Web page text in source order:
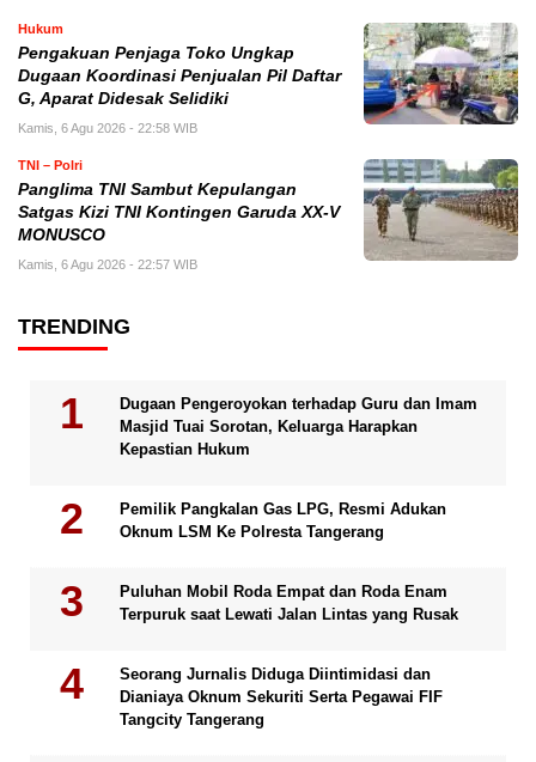
Hukum
Pengakuan Penjaga Toko Ungkap
Dugaan Koordinasi Penjualan Pil Daftar
G, Aparat Didesak Selidiki
Kamis, 6 Agu 2026 - 22:58 WIB
TNI – Polri
Panglima TNI Sambut Kepulangan
Satgas Kizi TNI Kontingen Garuda XX-V
MONUSCO
Kamis, 6 Agu 2026 - 22:57 WIB
TRENDING
Dugaan Pengeroyokan terhadap Guru dan Imam
Masjid Tuai Sorotan, Keluarga Harapkan
Kepastian Hukum
Pemilik Pangkalan Gas LPG, Resmi Adukan
Oknum LSM Ke Polresta Tangerang
Puluhan Mobil Roda Empat dan Roda Enam
Terpuruk saat Lewati Jalan Lintas yang Rusak
Seorang Jurnalis Diduga Diintimidasi dan
Dianiaya Oknum Sekuriti Serta Pegawai FIF
Tangcity Tangerang